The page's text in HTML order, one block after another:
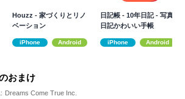
Houzz - 家づくりとリノ
ベーション
iPhone Android
日記帳 - 10年日記 - 写真
日記かわいい手帳
iPhone Android
おまけ
Dreams Come True Inc.